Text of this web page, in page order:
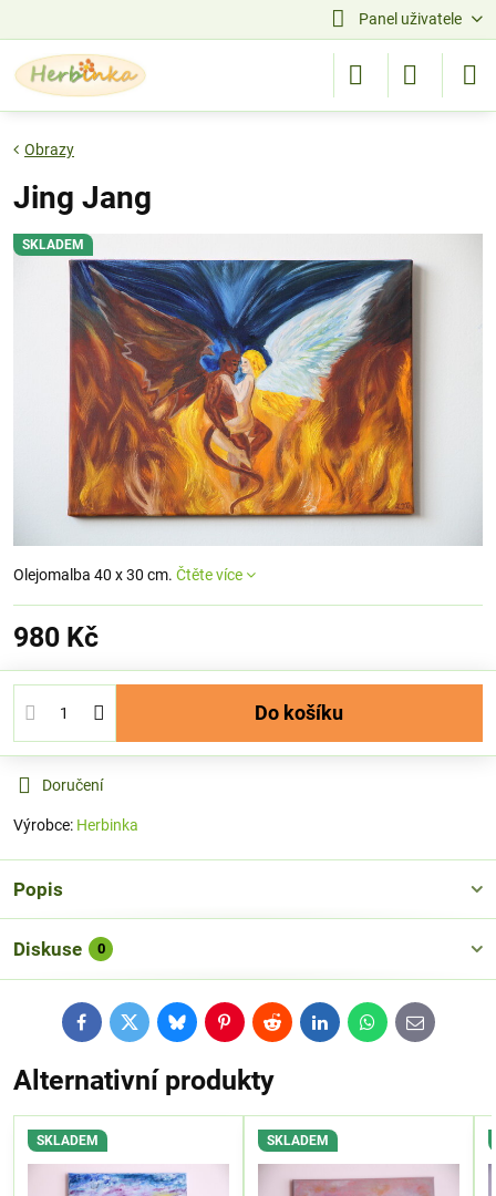
Panel uživatele
SKLADEM
Obrazy
Jing Jang
Olejomalba 40 x 30 cm. Čtěte více
980 Kč
Do košíku
Doručení
Výrobce: Herbinka
Popis
Diskuse 0
FacebookTwitterBlueskyPinterestRedditLinkedInWhatsApp
E-
mail
Alternativní produkty
SKLADEM SKLADEM